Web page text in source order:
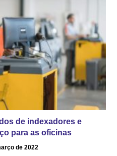
de indexadores e
para as oficinas
de 2022